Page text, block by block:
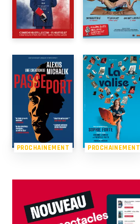
PROCHAINEMENT PROCHAINEMENT